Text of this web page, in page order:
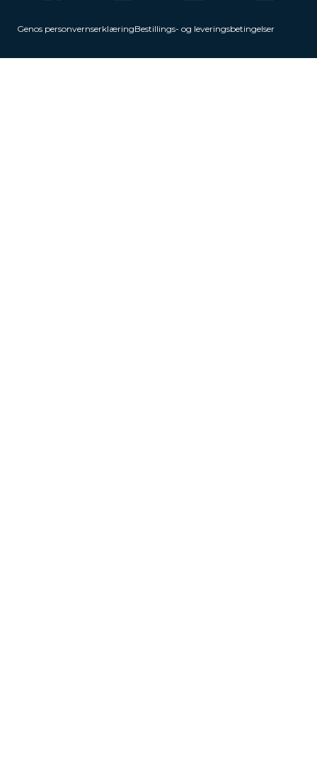
Genos personvernserklæringBestillings- og leveringsbetingelser